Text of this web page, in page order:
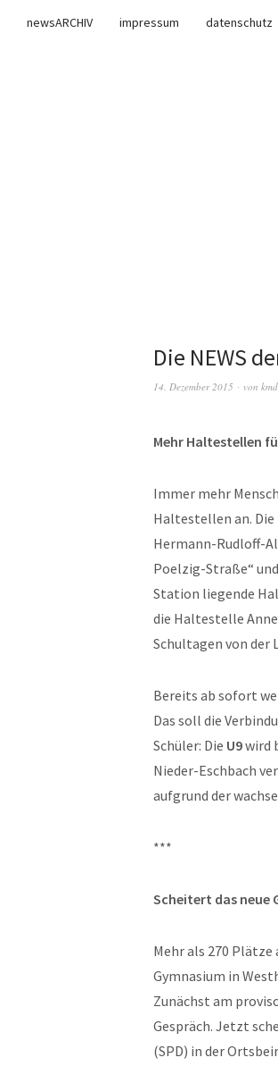
newsARCHIV impressum
datenschutz
Die NEWS
14. Dezember 2015 von kmd
Mehr Haltestellen
Immer mehr
Haltestellen an.
Hermann-Rudloff-
Poelzig-Straße“
Station liegende
die Haltestelle
Schultagen von der
Bereits ab sofort
Das soll die
Schüler: Die U9wird
Nieder-Eschbach
aufgrund der
***
Scheitert das neue
Mehr als 270
Gymnasium in
Zunächst am
Gespräch. Jetzt
(SPD) in der